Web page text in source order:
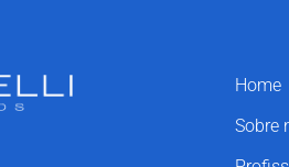
Home
Sobre